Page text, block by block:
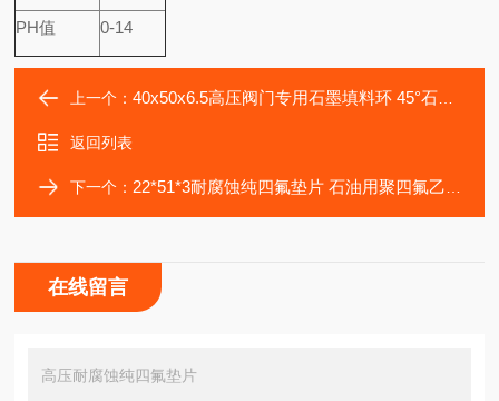
PH值 0-14
上一个：40x50x6.5高压阀门专用石墨填料环 45°石墨自密封圈
返回列表
下一个： 22*51*3耐腐蚀纯四氟垫片 石油用聚四氟乙烯垫片
在线留言